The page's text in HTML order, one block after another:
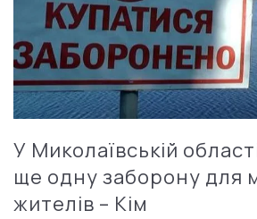
У Миколаївській
ще одну заборону для
жителів – Кім